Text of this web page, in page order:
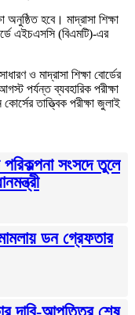
অনুষ্ঠিত হবে। মাদ্রাসা শিক্ষা
এইচএসসি (বিএমটি)-এর
ও মাদ্রাসা শিক্ষা বোর্ডের
পর্যন্ত ব্যবহারিক পরীক্ষা
তাত্ত্বিক পরীক্ষা জুলাই
সংসদে তুলে
ডন গ্রেফতার